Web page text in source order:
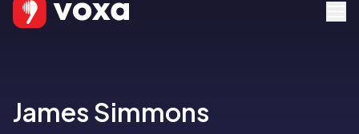
James Simmons